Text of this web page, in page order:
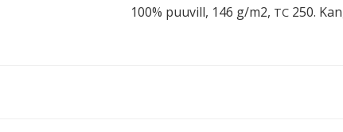
100% puuvill, 146 g/m2, TC 250.